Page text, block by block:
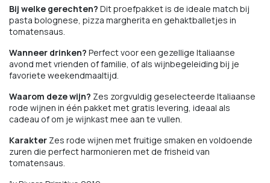
Bij welke gerechten? Dit proefpakket is de ideale match bij
pasta bolognese, pizza margherita en gehaktballetjes in
tomatensaus.
Wanneer drinken? Perfect voor een gezellige Italiaanse
avond met vrienden of familie, of als wijnbegeleiding bij je
favoriete weekendmaaltijd.
Waarom deze wijn? Zes zorgvuldig geselecteerde Italiaanse
rode wijnen in één pakket met gratis levering, ideaal als
cadeau of om je wijnkast mee aan te vullen.
Karakter Zes rode wijnen met fruitige smaken en voldoende
zuren die perfect harmonieren met de frisheid van
tomatensaus.